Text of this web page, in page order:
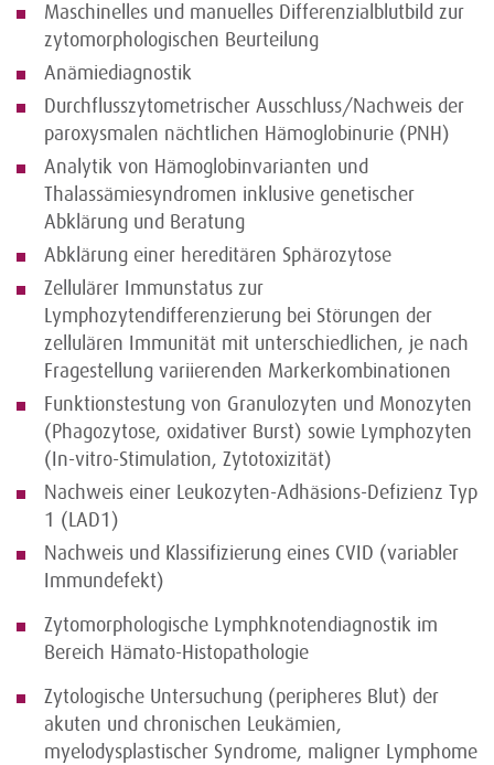
Maschinelles und manuelles Differenzialblutbild zur
zytomorphologischen Beurteilung
Anämiediagnostik
Durchflusszytometrischer Ausschluss/Nachweis der
paroxysmalen nächtlichen Hämoglobinurie (PNH)
Analytik von Hämoglobinvarianten und
Thalassämiesyndromen inklusive genetischer
Abklärung und Beratung
Abklärung einer hereditären Sphärozytose
Zellulärer Immunstatus zur
Lymphozytendifferenzierung bei Störungen der
zellulären Immunität mit unterschiedlichen, je nach
Fragestellung variierenden Markerkombinationen
Funktionstestung von Granulozyten und Monozyten
(Phagozytose, oxidativer Burst) sowie Lymphozyten
(In-vitro-Stimulation, Zytotoxizität)
Nachweis einer Leukozyten-Adhäsions-Defizienz Typ
1 (LAD1)
Nachweis und Klassifizierung eines CVID (variabler
Immundefekt)
Zytomorphologische Lymphknotendiagnostik im
Bereich Hämato-Histopathologie
Zytologische Untersuchung (peripheres Blut) der
akuten und chronischen Leukämien,
myelodysplastischer Syndrome, maligner Lymphome